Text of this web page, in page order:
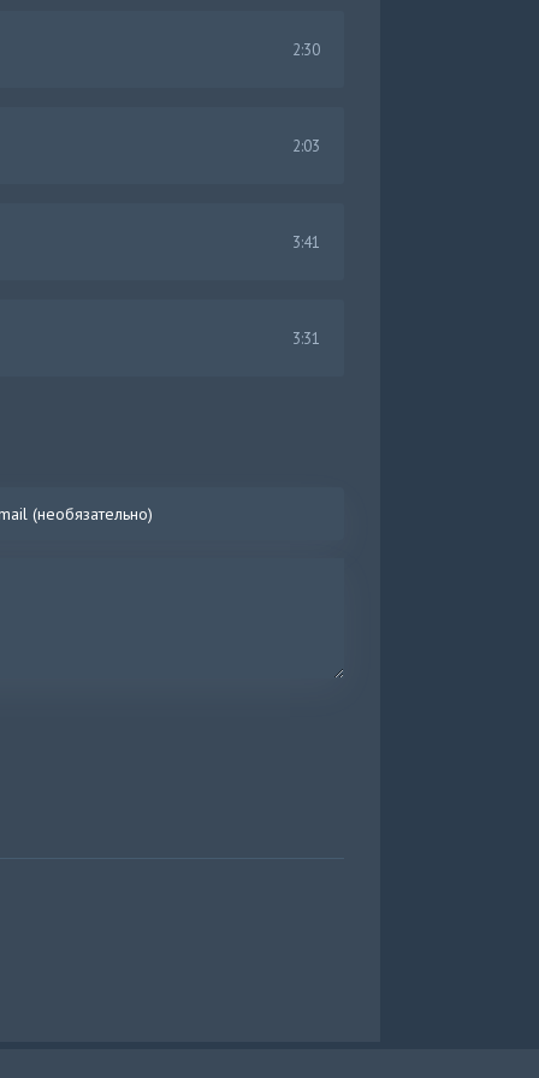
2:30
2:03
3:41
3:31